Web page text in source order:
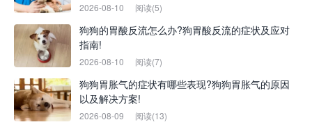
2026-08-10 阅读(5)
狗狗的胃酸反流怎么办?狗胃酸反流的症状及应对
指南!
2026-08-10 阅读(7)
狗狗胃胀气的症状有哪些表现?狗狗胃胀气的原因
以及解决方案!
2026-08-09 阅读(13)